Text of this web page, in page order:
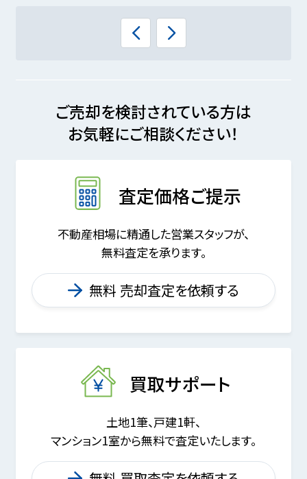
ご売却を検討されている方は
お気軽にご相談ください！
査定価格ご提示
不動産相場に精通した営業スタッフが、
無料査定を承ります。
無料 売却査定を依頼する
買取サポート
土地1筆、戸建1軒、
マンション1室から無料で査定いたします。